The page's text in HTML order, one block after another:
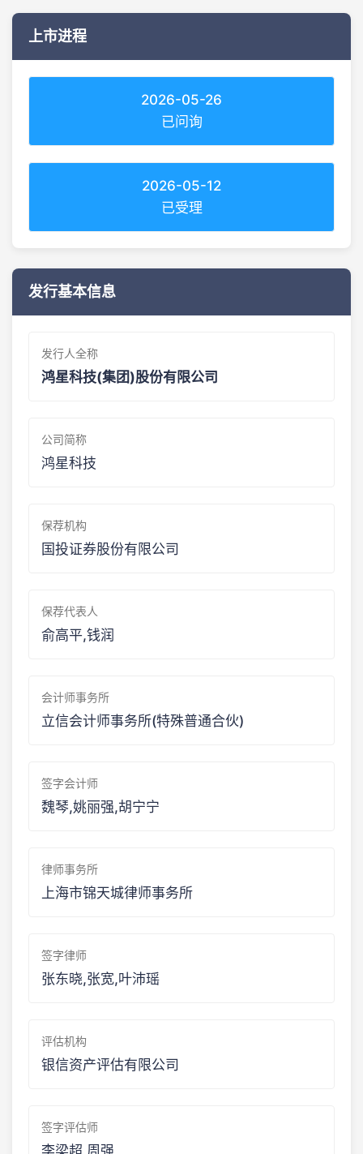
上市进程
2026-05-26
已问询
2026-05-12
已受理
发行基本信息
发行人全称
鸿星科技(集团)股份有限公司
公司简称
鸿星科技
保荐机构
国投证券股份有限公司
保荐代表人
俞高平,钱润
会计师事务所
立信会计师事务所(特殊普通合伙)
签字会计师
魏琴,姚丽强,胡宁宁
律师事务所
上海市锦天城律师事务所
签字律师
张东晓,张宽,叶沛瑶
评估机构
银信资产评估有限公司
签字评估师
李梁超,周强